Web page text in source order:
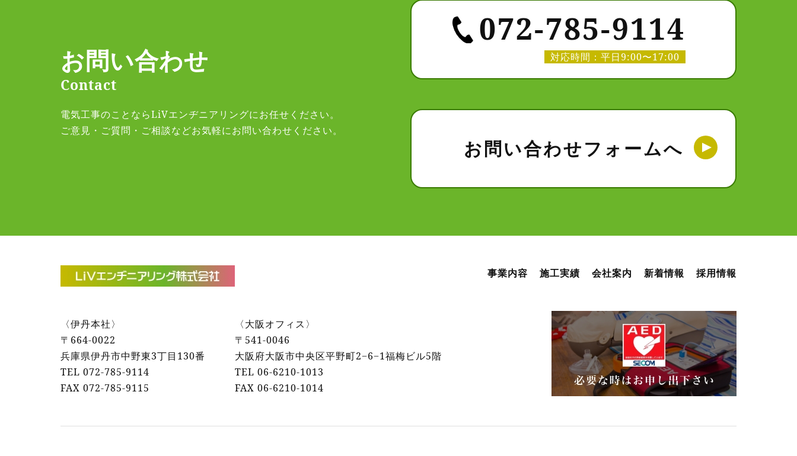
お問い合わせ
Contact
電気工事のことならLiVエンヂニアリングにお任せください。
ご意見・ご質問・ご相談などお気軽にお問い合わせください。
072‐785‐9114
対応時間：平日9:00〜17:00
お問い合わせフォームへ
〈伊丹本社〉
〒664-0022
兵庫県伊丹市中野東3丁目130番
TEL 072-785-9114
FAX 072‐785‐9115
〈大阪オフィス〉
〒541-0046
大阪府大阪市中央区平野町2−6−1福梅ビル5階
TEL 06-6210-1013
FAX 06‐6210‐1014
事業内容 施工実績 会社案内 新着情報 採用情報